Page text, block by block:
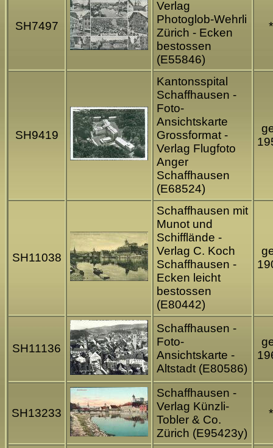
SH7497
Verlag
Photoglob-Wehrli
Zürich - Ecken
bestossen
(E55846)
*
SH9419
Kantonsspital
Schaffhausen -
Foto-
Ansichtskarte
Grossformat -
Verlag Flugfoto
Anger
Schaffhausen
(E68524)
SH11038
Schaffhausen mit
Munot und
Schifflände -
Verlag C. Koch
Schaffhausen -
Ecken leicht
bestossen
(E80442)
SH11136
Schaffhausen -
Foto-
Ansichtskarte -
Altstadt (E80586)
SH13233
Schaffhausen -
Verlag Künzli-
Tobler & Co.
Zürich (E95423y)
*